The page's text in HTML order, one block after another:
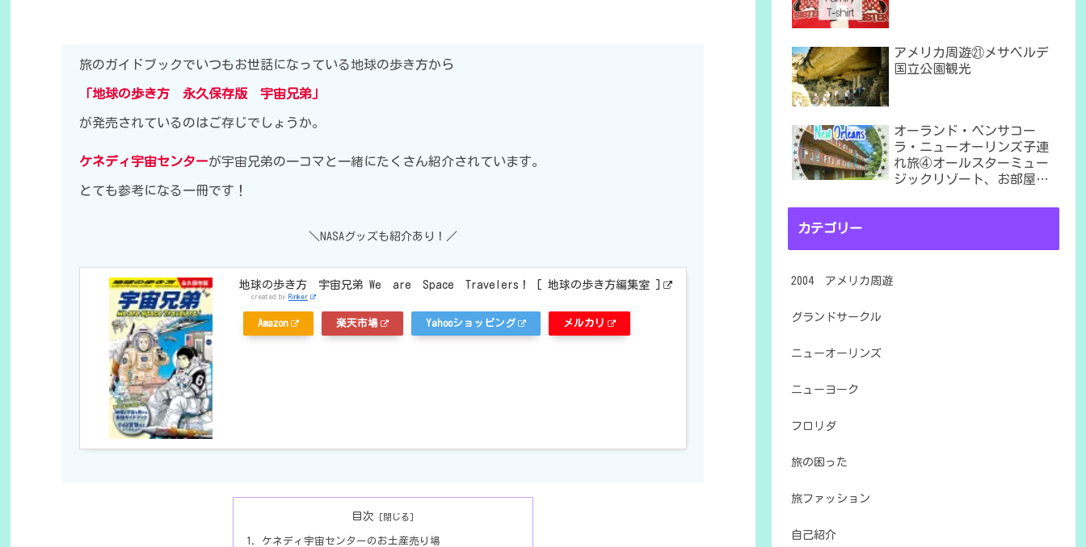
旅のガイドブックでいつもお世話になっている地球の歩き方から
「地球の歩き方 永久保存版 宇宙兄弟」
が発売されているのはご存じでしょうか。
ケネディ宇宙センターが宇宙兄弟の一コマと一緒にたくさん紹介されています。
とても参考になる一冊です！
＼NASAグッズも紹介あり！／
地球の歩き方 宇宙兄弟 We are Space Travelers！ [ 地球の歩き方編集室 ]
created by Rinker
Amazon 楽天市場 Yahooショッピング メルカリ
目次
ケネディ宇宙センターのお土産売り場
アメリカ周遊㉑メサベルデ
国立公園観光
オーランド・ペンサコー
ラ・ニューオーリンズ子連
れ旅④オールスターミュー
ジックリゾート、お部屋は
カテゴリー
2004 アメリカ周遊
グランドサークル
ニューオーリンズ
ニューヨーク
フロリダ
旅の困った
旅ファッション
自己紹介